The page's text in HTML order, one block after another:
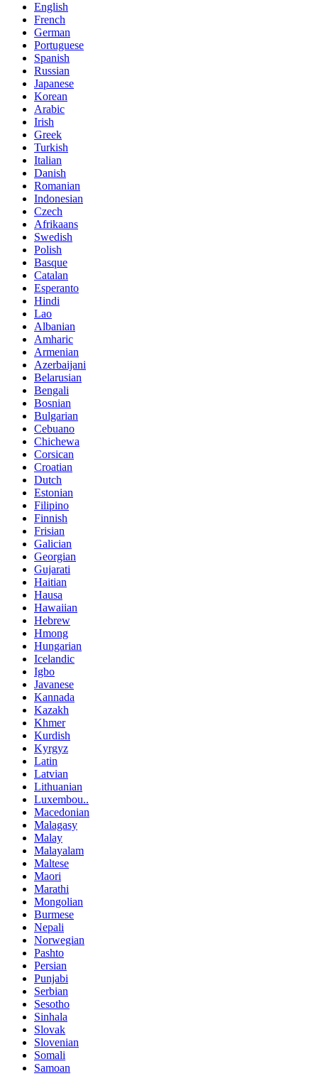
English
French
German
Portuguese
Spanish
Russian
Japanese
Korean
Arabic
Irish
Greek
Turkish
Italian
Danish
Romanian
Indonesian
Czech
Afrikaans
Swedish
Polish
Basque
Catalan
Esperanto
Hindi
Lao
Albanian
Amharic
Armenian
Azerbaijani
Belarusian
Bengali
Bosnian
Bulgarian
Cebuano
Chichewa
Corsican
Croatian
Dutch
Estonian
Filipino
Finnish
Frisian
Galician
Georgian
Gujarati
Haitian
Hausa
Hawaiian
Hebrew
Hmong
Hungarian
Icelandic
Igbo
Javanese
Kannada
Kazakh
Khmer
Kurdish
Kyrgyz
Latin
Latvian
Lithuanian
Luxembou..
Macedonian
Malagasy
Malay
Malayalam
Maltese
Maori
Marathi
Mongolian
Burmese
Nepali
Norwegian
Pashto
Persian
Punjabi
Serbian
Sesotho
Sinhala
Slovak
Slovenian
Somali
Samoan